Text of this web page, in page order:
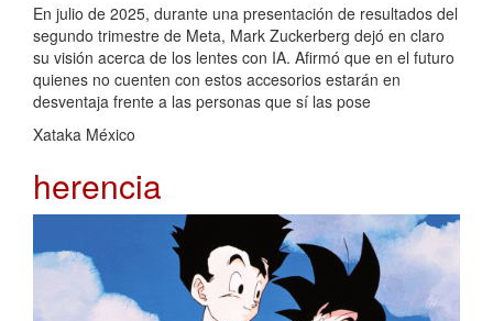
En julio de 2025, durante una presentación de resultados del
segundo trimestre de Meta, Mark Zuckerberg dejó en claro
su visión acerca de los lentes con IA. Afirmó que en el futuro
quienes no cuenten con estos accesorios estarán en
desventaja frente a las personas que sí las pose
Xataka México
herencia